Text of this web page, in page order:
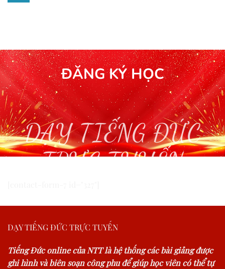
ĐĂNG KÝ HỌC
DẠY TIẾNG ĐỨC
TRỰC TUYẾN
DẠY TIẾNG ĐỨC TRỰC TUYẾN
Tiếng Đức online của NTT là hệ thống các bài giảng được
ghi hình và biên soạn công phu để giúp học viên có thể tự